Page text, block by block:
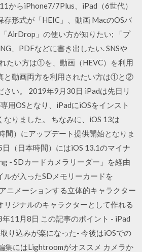
からiPhone7/7Plus、iPad（6世代）
存形式が「HEIC」、動画 MacのOSバ
AirDrop」の使い方が知りたい; 「プ
、PDFなどに書き出したい. SNSや
たい方は①を、動画（HEVC）を利用
と動画両方を利用されたい方は①と②
さい。 2019年9月30日 iPadは先日リ
用OSとなり、iPadにiOSをインスト
なりました。 ちなみに、iOS 13は
間）にアップデート提供開始となりま
（日本時間）にはiOS 13.1のマイナ
- SDカードカメラリーダー」を経由
ルが入ったSDメモリーカードを
ニメーションする立体的キャラクター
リジナルのキャラクターとして作れる
11月8日 この記事のポイント - iPad
り込みが楽になった- 今後はiOSでの
集にはLightroomがオススメ カメラか